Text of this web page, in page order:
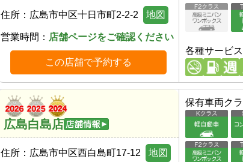
住所： 広島市中区十日市町2-2-2 地図
営業時間： 店舗ページをご確認ください
この店舗で予約する
各種サービス
広島白島店
住所： 広島市中区西白島町17-12 地図
保有車両ク